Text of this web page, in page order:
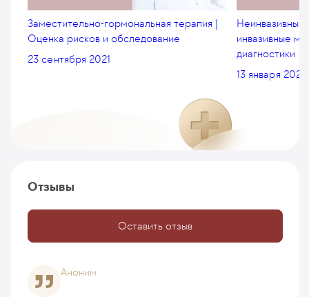
Заместительно-гормональная терапия |
Оценка рисков и обследование
23 сентября 2021
Неинвазивный
инвазивные
диагностики
13 января 2020
Отзывы
Оставить отзыв
Аноним